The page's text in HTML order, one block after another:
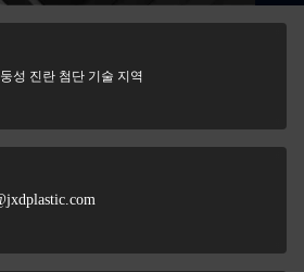
성 진란 첨단 기술 지역